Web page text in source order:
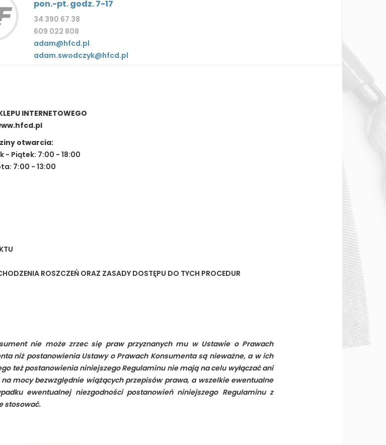
pon.-pt. godz. 7-17
34 390 67 38
609 022 808
adam@hfcd.pl
adam.swodczyk@hfcd.pl
INTERNETOWEGO
otwarcia:
- Piątek: 7:00 - 18:00
7:00 - 13:00
ROSZCZEŃ ORAZ ZASADY DOSTĘPU DO TYCH PROCEDUR
nie może zrzec się praw przyznanych mu w Ustawie o Prawach
niż postanowienia Ustawy o Prawach Konsumenta są nieważne, a w ich
też postanowienia niniejszego Regulaminu nie mają na celu wyłączać ani
mocy bezwzględnie wiążących przepisów prawa, a wszelkie ewentualne
ewentualnej niezgodności postanowień niniejszego Regulaminu z
stosować.